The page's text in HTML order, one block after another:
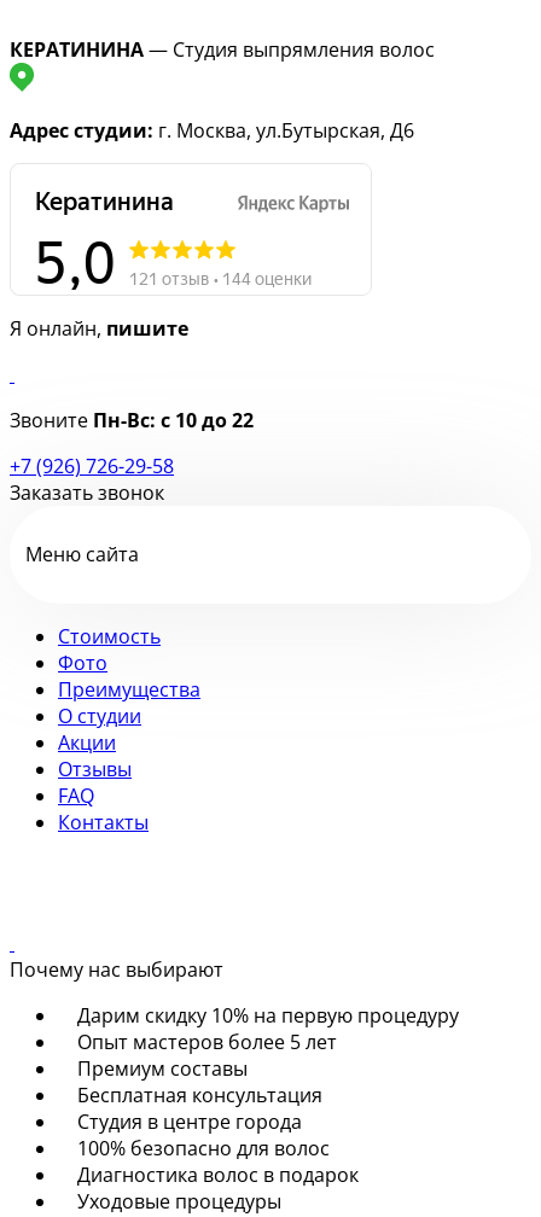
КЕРАТИНИНА— Студия выпрямления волос
Адрес студии: г. Москва, ул.Бутырская, Д6
Я онлайн, пишите
Звоните Пн-Вс: с 10 до 22
+7 (926) 726-29-58
Заказать звонок
Меню сайта
Стоимость
Фото
Преимущества
О студии
Акции
Отзывы
FAQ
Контакты
Почему нас выбирают
Дарим скидку 10% на первую процедуру
Опыт мастеров более 5 лет
Премиум составы
Бесплатная консультация
Студия в центре города
100% безопасно для волос
Диагностика волос в подарок
Уходовые процедуры